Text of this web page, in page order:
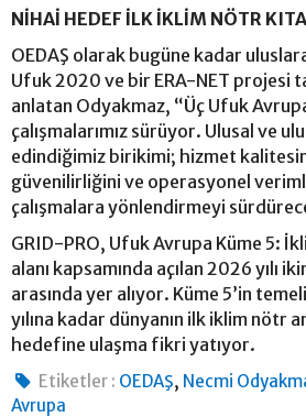
NİHAİ HEDEF İLK İKLİM NÖTR
OEDAŞ olarak bugüne kadar
Ufuk 2020 ve bir ERA-NET projesi
anlatan Odyakmaz, “Üç Ufuk
çalışmalarımız sürüyor. Ulusal ve
edindiğimiz birikimi; hizmet
güvenilirliğini ve operasyonel
çalışmalara yönlendirmeyi
GRID-PRO, Ufuk Avrupa Küme 5:
alanı kapsamında açılan 2026 yılı
arasında yer alıyor. Küme 5’in
yılına kadar dünyanın ilk iklim nötr
hedefine ulaşma fikri yatıyor.
Etiketler : OEDAŞ, Necmi
Avrupa